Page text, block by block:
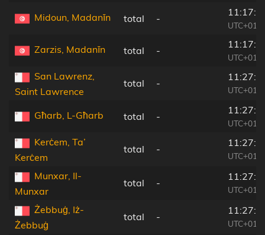
Midoun, Madanīn total -
Zarzis, Madanīn total -
San Lawrenz,
Saint Lawrence
total -
Għarb, L-Għarb total -
Kerċem, Ta’
Kerċem
total -
Munxar, Il-
Munxar
total -
Żebbuġ, Iż-
Żebbuġ
total -